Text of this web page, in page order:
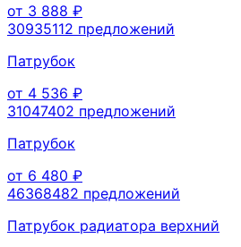
от 3 888 ₽
30935112 предложений
Патрубок
от 4 536 ₽
31047402 предложений
Патрубок
от 6 480 ₽
46368482 предложений
Патрубок радиатора верхний